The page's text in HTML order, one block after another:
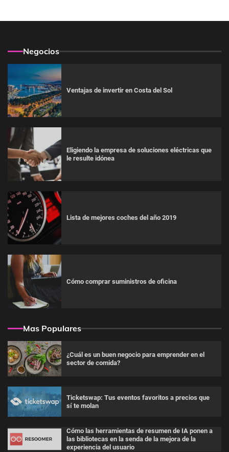
Negocios
Ventajas de invertir en Costa del Sol
Eligiendo la empresa de soluciones eléctricas que
le resulte idónea
Lista de mejores coches del año 2019
Cómo comprar suministros de oficina
Mas Populares
¿Cuál es un buen negocio para emprender en el
sector de comida?
Ticketswap: Tus eventos favoritos a precios que
sí te molan
Cómo las herramientas de resumen de IA ponen a
las bibliotecas en la senda de la mejora de la
experiencia del usuario